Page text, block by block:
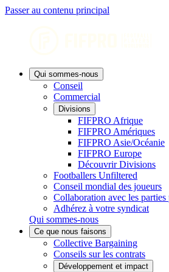
Passer au contenu principal
Qui sommes-nous
Conseil
Commercial
Divisions
FIFPRO Afrique
FIFPRO Amériques
FIFPRO Asie/Océanie
FIFPRO Europe
Découvrir Divisions
Footballers Unfiltered
Conseil mondial des joueurs
Collaboration avec les parties
Adhérez à votre syndicat
Qui sommes-nous
Ce que nous faisons
Collective Bargaining
Conseils sur les contrats
Développement et impact